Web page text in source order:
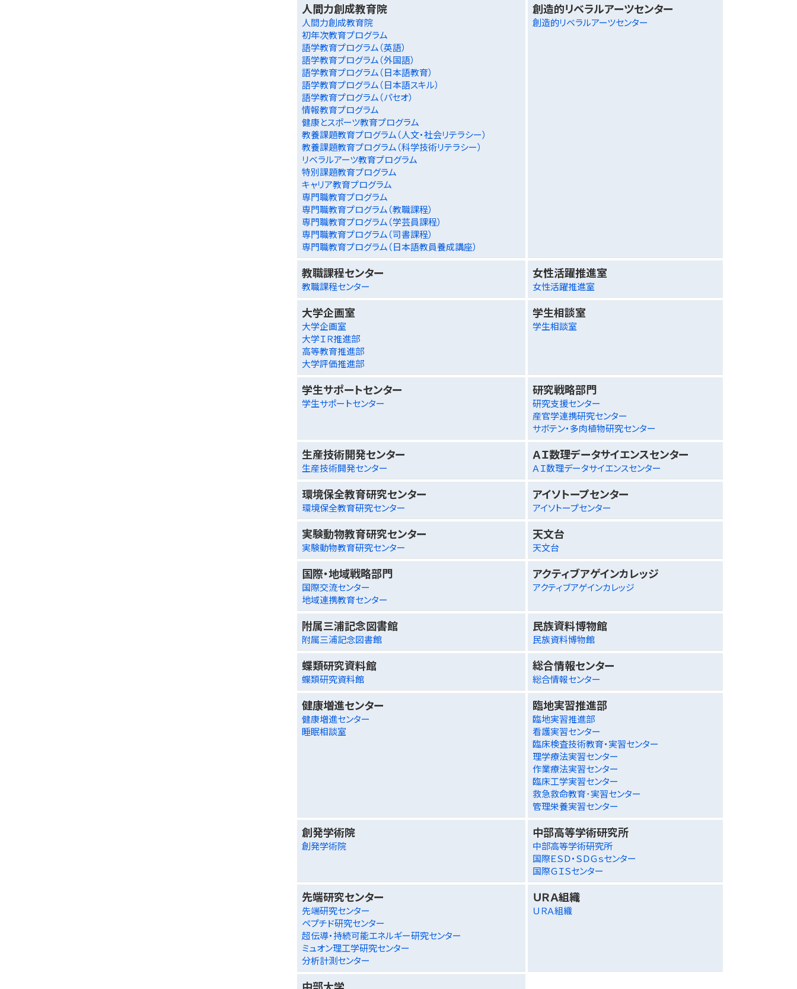
人間力創成教育院
人間力創成教育院
初年次教育プログラム
語学教育プログラム（英語）
語学教育プログラム（外国語）
語学教育プログラム（日本語教育）
語学教育プログラム（日本語スキル）
語学教育プログラム（パセオ）
情報教育プログラム
健康とスポーツ教育プログラム
教養課題教育プログラム（人文・社会リテラシー）
教養課題教育プログラム（科学技術リテラシー）
リベラルアーツ教育プログラム
特別課題教育プログラム
キャリア教育プログラム
専門職教育プログラム
専門職教育プログラム（教職課程）
専門職教育プログラム（学芸員課程）
専門職教育プログラム（司書課程）
専門職教育プログラム（日本語教員養成講座）
創造的リベラルアーツセンター
創造的リベラルアーツセンター
教職課程センター
教職課程センター
女性活躍推進室
女性活躍推進室
大学企画室
大学企画室
大学ＩＲ推進部
高等教育推進部
大学評価推進部
学生相談室
学生相談室
学生サポートセンター
学生サポートセンター
研究戦略部門
研究支援センター
産官学連携研究センター
サボテン・多肉植物研究センター
生産技術開発センター
生産技術開発センター
ＡＩ数理データサイエンスセンター
ＡＩ数理データサイエンスセンター
環境保全教育研究センター
環境保全教育研究センター
アイソトープセンター
アイソトープセンター
実験動物教育研究センター
実験動物教育研究センター
天文台
天文台
国際・地域戦略部門
国際交流センター
地域連携教育センター
アクティブアゲインカレッジ
アクティブアゲインカレッジ
附属三浦記念図書館
附属三浦記念図書館
民族資料博物館
民族資料博物館
蝶類研究資料館
蝶類研究資料館
総合情報センター
総合情報センター
健康増進センター
健康増進センター
睡眠相談室
臨地実習推進部
臨地実習推進部
看護実習センター
臨床検査技術教育・実習センター
理学療法実習センター
作業療法実習センター
臨床工学実習センター
救急救命教育･実習センター
管理栄養実習センター
創発学術院
創発学術院
中部高等学術研究所
中部高等学術研究所
国際ＥＳＤ・ＳＤＧｓセンター
国際ＧＩＳセンター
先端研究センター
先端研究センター
ペプチド研究センター
超伝導・持続可能エネルギー研究センター
ミュオン理工学研究センター
分析計測センター
ＵＲＡ組織
ＵＲＡ組織